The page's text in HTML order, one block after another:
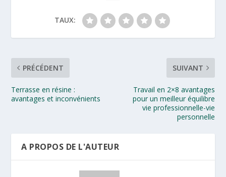
TAUX:
PRÉCÉDENT
Terrasse en résine :
avantages et inconvénients
SUIVANT
Travail en 2×8 avantages
pour un meilleur équilibre
vie professionnelle-vie
personnelle
A PROPOS DE L'AUTEUR